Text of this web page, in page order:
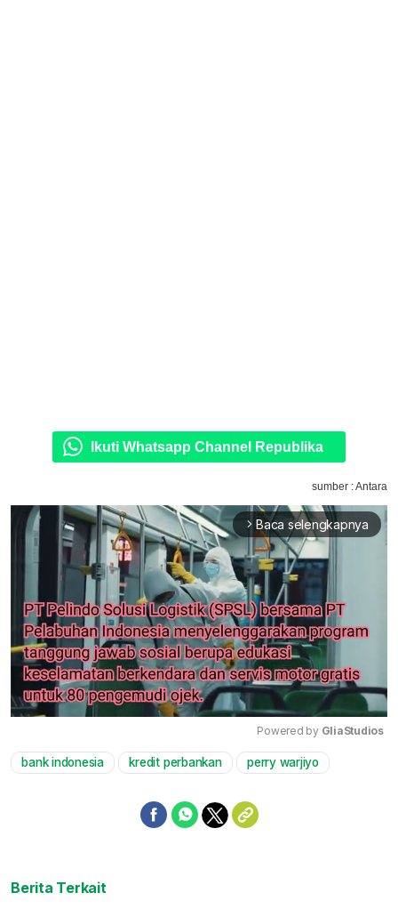
Ikuti Whatsapp Channel Republika
sumber : Antara
arrow_forward_ios Baca selengkapnya
Mute
Powered by GliaStudios
bank indonesia kredit perbankan perry warjiyo
Berita Terkait